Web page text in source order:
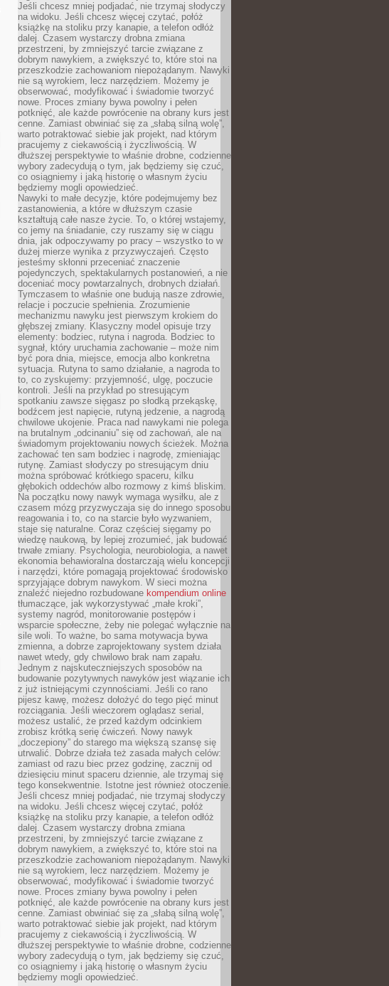
Jeśli chcesz mniej podjadać, nie trzymaj słodyczy
na widoku. Jeśli chcesz więcej czytać, połóż
książkę na stoliku przy kanapie, a telefon odłóż
dalej. Czasem wystarczy drobna zmiana
przestrzeni, by zmniejszyć tarcie związane z
dobrym nawykiem, a zwiększyć to, które stoi na
przeszkodzie zachowaniom niepożądanym. Nawyki
nie są wyrokiem, lecz narzędziem. Możemy je
obserwować, modyfikować i świadomie tworzyć
nowe. Proces zmiany bywa powolny i pełen
potknięć, ale każde powrócenie na obrany kurs jest
cenne. Zamiast obwiniać się za „słabą silną wolę”,
warto potraktować siebie jak projekt, nad którym
pracujemy z ciekawością i życzliwością. W
dłuższej perspektywie to właśnie drobne, codzienne
wybory zadecydują o tym, jak będziemy się czuć,
co osiągniemy i jaką historię o własnym życiu
będziemy mogli opowiedzieć.
Nawyki to małe decyzje, które podejmujemy bez
zastanowienia, a które w dłuższym czasie
kształtują całe nasze życie. To, o której wstajemy,
co jemy na śniadanie, czy ruszamy się w ciągu
dnia, jak odpoczywamy po pracy – wszystko to w
dużej mierze wynika z przyzwyczajeń. Często
jesteśmy skłonni przeceniać znaczenie
pojedynczych, spektakularnych postanowień, a nie
doceniać mocy powtarzalnych, drobnych działań.
Tymczasem to właśnie one budują nasze zdrowie,
relacje i poczucie spełnienia. Zrozumienie
mechanizmu nawyku jest pierwszym krokiem do
głębszej zmiany. Klasyczny model opisuje trzy
elementy: bodziec, rutyna i nagroda. Bodziec to
sygnał, który uruchamia zachowanie – może nim
być pora dnia, miejsce, emocja albo konkretna
sytuacja. Rutyna to samo działanie, a nagroda to
to, co zyskujemy: przyjemność, ulgę, poczucie
kontroli. Jeśli na przykład po stresującym
spotkaniu zawsze sięgasz po słodką przekąskę,
bodźcem jest napięcie, rutyną jedzenie, a nagrodą
chwilowe ukojenie. Praca nad nawykami nie polega
na brutalnym „odcinaniu” się od zachowań, ale na
świadomym projektowaniu nowych ścieżek. Można
zachować ten sam bodziec i nagrodę, zmieniając
rutynę. Zamiast słodyczy po stresującym dniu
można spróbować krótkiego spaceru, kilku
głębokich oddechów albo rozmowy z kimś bliskim.
Na początku nowy nawyk wymaga wysiłku, ale z
czasem mózg przyzwyczaja się do innego sposobu
reagowania i to, co na starcie było wyzwaniem,
staje się naturalne. Coraz częściej sięgamy po
wiedzę naukową, by lepiej zrozumieć, jak budować
trwałe zmiany. Psychologia, neurobiologia, a nawet
ekonomia behawioralna dostarczają wielu koncepcji
i narzędzi, które pomagają projektować środowisko
sprzyjające dobrym nawykom. W sieci można
znaleźć niejedno rozbudowane kompendium online
tłumaczące, jak wykorzystywać „małe kroki”,
systemy nagród, monitorowanie postępów i
wsparcie społeczne, żeby nie polegać wyłącznie na
sile woli. To ważne, bo sama motywacja bywa
zmienna, a dobrze zaprojektowany system działa
nawet wtedy, gdy chwilowo brak nam zapału.
Jednym z najskuteczniejszych sposobów na
budowanie pozytywnych nawyków jest wiązanie ich
z już istniejącymi czynnościami. Jeśli co rano
pijesz kawę, możesz dołożyć do tego pięć minut
rozciągania. Jeśli wieczorem oglądasz serial,
możesz ustalić, że przed każdym odcinkiem
zrobisz krótką serię ćwiczeń. Nowy nawyk
„doczepiony” do starego ma większą szansę się
utrwalić. Dobrze działa też zasada małych celów:
zamiast od razu biec przez godzinę, zacznij od
dziesięciu minut spaceru dziennie, ale trzymaj się
tego konsekwentnie. Istotne jest również otoczenie.
Jeśli chcesz mniej podjadać, nie trzymaj słodyczy
na widoku. Jeśli chcesz więcej czytać, połóż
książkę na stoliku przy kanapie, a telefon odłóż
dalej. Czasem wystarczy drobna zmiana
przestrzeni, by zmniejszyć tarcie związane z
dobrym nawykiem, a zwiększyć to, które stoi na
przeszkodzie zachowaniom niepożądanym. Nawyki
nie są wyrokiem, lecz narzędziem. Możemy je
obserwować, modyfikować i świadomie tworzyć
nowe. Proces zmiany bywa powolny i pełen
potknięć, ale każde powrócenie na obrany kurs jest
cenne. Zamiast obwiniać się za „słabą silną wolę”,
warto potraktować siebie jak projekt, nad którym
pracujemy z ciekawością i życzliwością. W
dłuższej perspektywie to właśnie drobne, codzienne
wybory zadecydują o tym, jak będziemy się czuć,
co osiągniemy i jaką historię o własnym życiu
będziemy mogli opowiedzieć.